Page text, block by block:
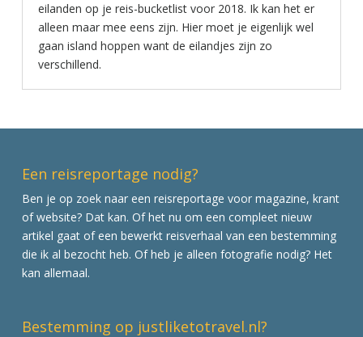
eilanden op je reis-bucketlist voor 2018. Ik kan het er
alleen maar mee eens zijn. Hier moet je eigenlijk wel
gaan island hoppen want de eilandjes zijn zo
verschillend.
Een reisreportage nodig?
Ben je op zoek naar een reisreportage voor magazine, krant
of website? Dat kan. Of het nu om een compleet nieuw
artikel gaat of een bewerkt reisverhaal van een bestemming
die ik al bezocht heb. Of heb je alleen fotografie nodig? Het
kan allemaal.
Bestemming op justliketotravel.nl?